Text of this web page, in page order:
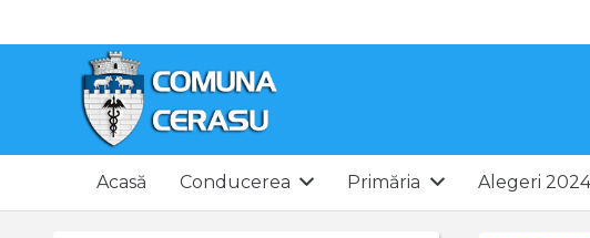
Acasă Conducerea Primăria Alegeri 2024